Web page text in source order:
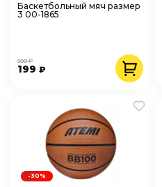
Баскетбольный мяч размер
3 00-1865
199 ₽
500 ₽
-30%